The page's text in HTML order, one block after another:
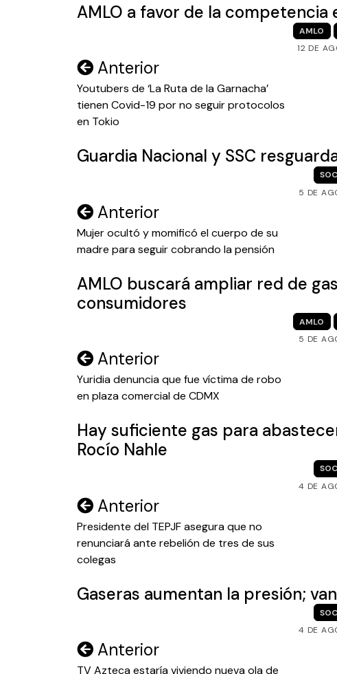
AMLO a favor de la competencia
AMLO
12 DE
Navegación
de
entradas
Anterior
Youtubers de ‘La Ruta de la Garnacha’
tienen Covid-19 por no seguir protocolos
en Tokio
Guardia Nacional y SSC
5 DE
Navegación
de
entradas
Anterior
Mujer ocultó y momificó el cuerpo de su
madre para seguir cobrando la pensión
AMLO buscará ampliar red de
consumidores
AMLO
5 DE
Navegación
de
entradas
Anterior
Yuridia denuncia que fue víctima de robo
en plaza comercial de CDMX
Hay suficiente gas para
Rocío Nahle
4 DE
Navegación
de
entradas
Anterior
Presidente del TEPJF asegura que no
renunciará ante rebelión de tres de sus
colegas
Gaseras aumentan la presión;
4 DE
Navegación
Anterior
TV Azteca estaría viviendo nueva ola de